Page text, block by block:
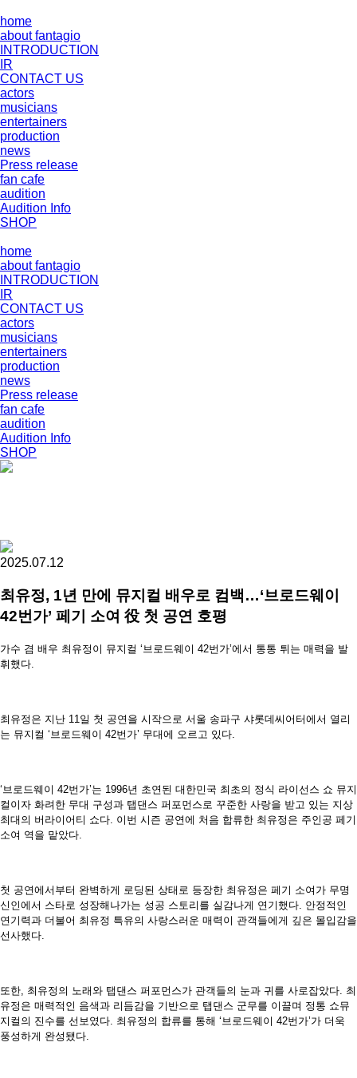
home
about fantagio
INTRODUCTION
IR
CONTACT US
actors
musicians
entertainers
production
news
Press release
fan cafe
audition
Audition Info
SHOP
home
about fantagio
INTRODUCTION
IR
CONTACT US
actors
musicians
entertainers
production
news
Press release
fan cafe
audition
Audition Info
SHOP
2025.07.12
최유정, 1년 만에 뮤지컬 배우로 컴백…‘브로드웨이
42번가’ 페기 소여 役 첫 공연 호평
가수 겸 배우 최유정이 뮤지컬 ‘브로드웨이 42번가’에서 통통 튀는 매력을 발
휘했다.
최유정은 지난 11일 첫 공연을 시작으로 서울 송파구 샤롯데씨어터에서 열리
는 뮤지컬 ‘브로드웨이 42번가’ 무대에 오르고 있다.
‘브로드웨이 42번가’는 1996년 초연된 대한민국 최초의 정식 라이선스 쇼 뮤지
컬이자 화려한 무대 구성과 탭댄스 퍼포먼스로 꾸준한 사랑을 받고 있는 지상
최대의 버라이어티 쇼다. 이번 시즌 공연에 처음 합류한 최유정은 주인공 페기
소여 역을 맡았다.
첫 공연에서부터 완벽하게 로딩된 상태로 등장한 최유정은 페기 소여가 무명
신인에서 스타로 성장해나가는 성공 스토리를 실감나게 연기했다. 안정적인
연기력과 더불어 최유정 특유의 사랑스러운 매력이 관객들에게 깊은 몰입감을
선사했다.
또한, 최유정의 노래와 탭댄스 퍼포먼스가 관객들의 눈과 귀를 사로잡았다. 최
유정은 매력적인 음색과 리듬감을 기반으로 탭댄스 군무를 이끌며 정통 쇼뮤
지컬의 진수를 선보였다. 최유정의 합류를 통해 ‘브로드웨이 42번가’가 더욱
풍성하게 완성됐다.